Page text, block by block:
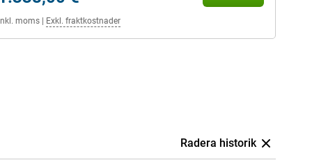
Inkl. moms| Exkl. fraktkostnader
Radera historik